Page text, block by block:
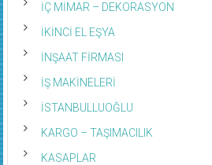
İÇ MİMAR – DEKORASYON
İKİNCİ EL EŞYA
İNŞAAT FİRMASI
İŞ MAKİNELERİ
İSTANBULLUOĞLU
KARGO – TAŞIMACILIK
KASAPLAR